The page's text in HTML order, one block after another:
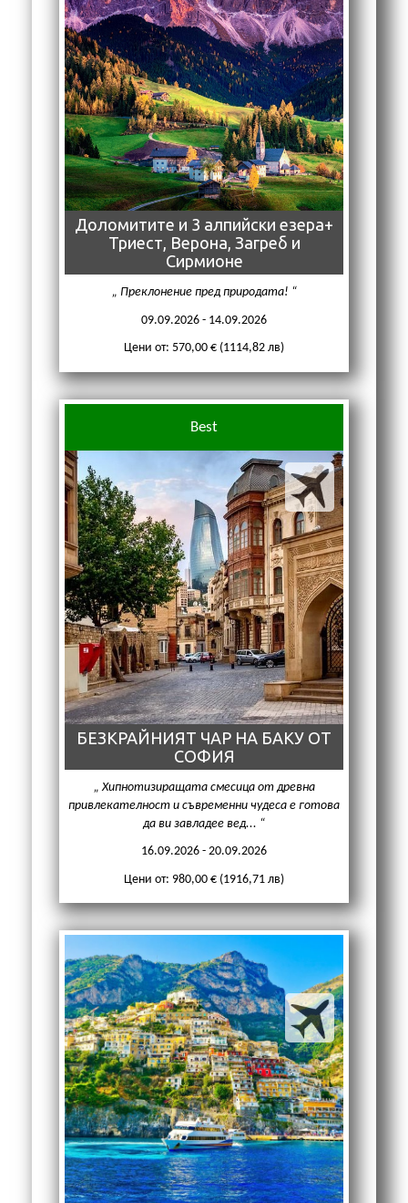
Доломитите и 3 алпийски езера+
Триест, Верона, Загреб и
Сирмионе
Преклонение пред природата!
09.09.2026 - 14.09.2026
Цени от: 570,00 € (1114,82 лв)
Best
БЕЗКРАЙНИЯТ ЧАР НА БАКУ ОТ
СОФИЯ
Хипнотизиращата смесица от древна
привлекателност и съвременни чудеса е готова
да ви завладее вед...
16.09.2026 - 20.09.2026
Цени от: 980,00 € (1916,71 лв)